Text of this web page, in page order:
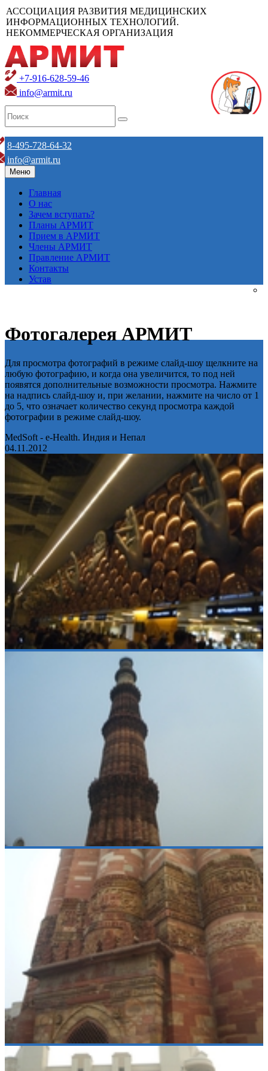
АССОЦИАЦИЯ РАЗВИТИЯ МЕДИЦИНСКИХ
ИНФОРМАЦИОННЫХ ТЕХНОЛОГИЙ.
НЕКОММЕРЧЕСКАЯ ОРГАНИЗАЦИЯ
+7-916-628-59-46
info@armit.ru
8-495-728-64-32
info@armit.ru
Меню
Главная
О нас
Зачем вступать?
Планы АРМИТ
Прием в АРМИТ
Члены АРМИТ
Правление АРМИТ
Контакты
Устав
Фотогалерея АРМИТ
Для просмотра фотографий в режиме слайд-шоу щелкните на
любую фотографию, и когда она увеличится, то под ней
появятся дополнительные возможности просмотра. Нажмите
на надпись слайд-шоу и, при желании, нажмите на число от 1
до 5, что означает количество секунд просмотра каждой
фотографии в режиме слайд-шоу.
MedSoft - e-Health. Индия и Непал
04.11.2012